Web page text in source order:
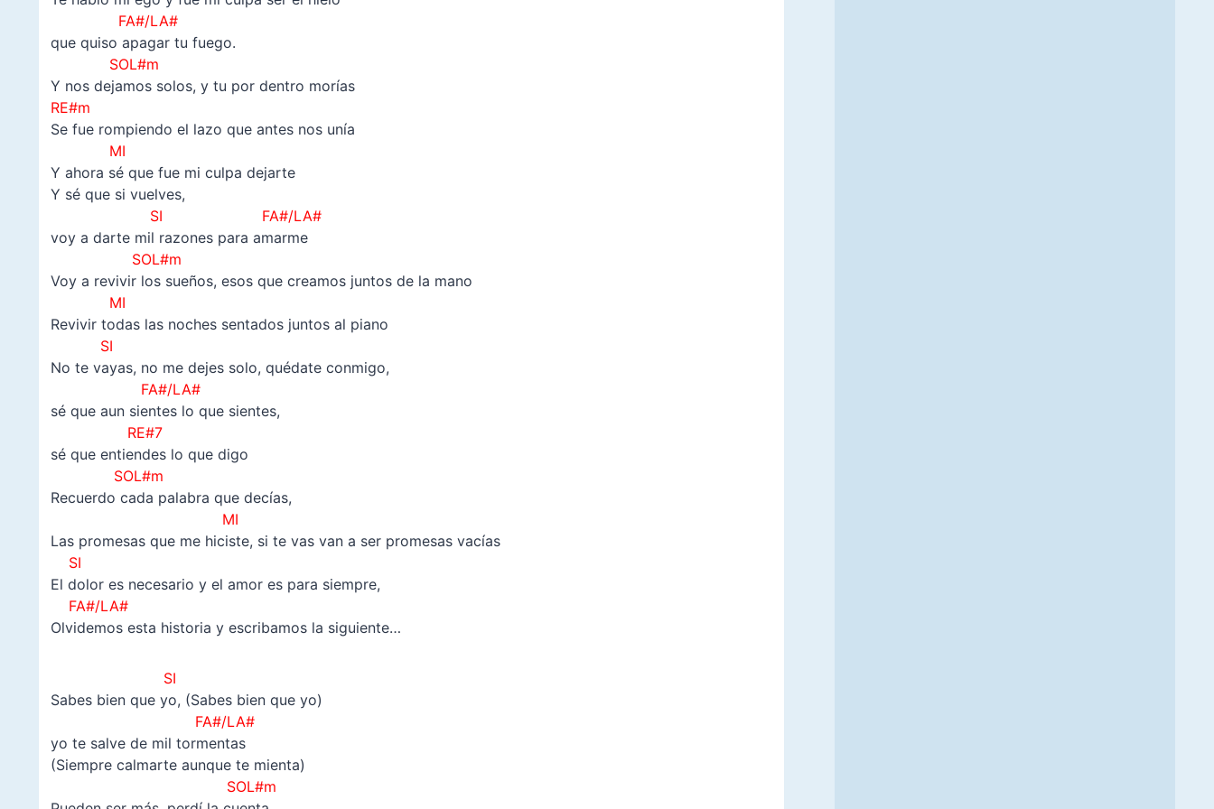
FA#/LA#
que quiso apagar tu fuego.
SOL#m
Y nos dejamos solos, y tu por dentro morías
RE#m
Se fue rompiendo el lazo que antes nos unía
MI
Y ahora sé que fue mi culpa dejarte
Y sé que si vuelves,
SI FA#/LA#
voy a darte mil razones para amarme
SOL#m
Voy a revivir los sueños, esos que creamos juntos de la mano
MI
Revivir todas las noches sentados juntos al piano
SI
No te vayas, no me dejes solo, quédate conmigo,
FA#/LA#
sé que aun sientes lo que sientes,
RE#7
sé que entiendes lo que digo
SOL#m
Recuerdo cada palabra que decías,
MI
Las promesas que me hiciste, si te vas van a ser promesas vacías
SI
El dolor es necesario y el amor es para siempre,
FA#/LA#
Olvidemos esta historia y escribamos la siguiente…
SI
Sabes bien que yo, (Sabes bien que yo)
FA#/LA#
yo te salve de mil tormentas
(Siempre calmarte aunque te mienta)
SOL#m